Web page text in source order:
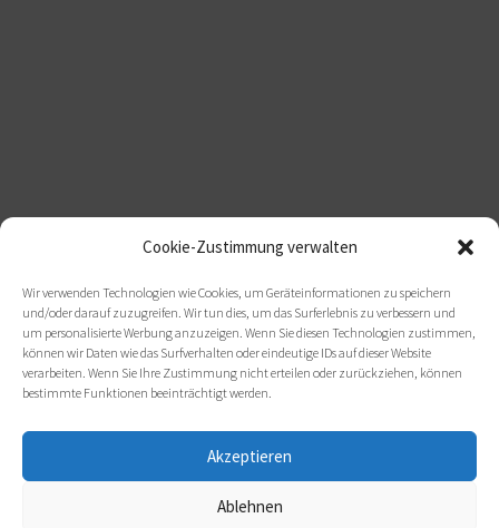
Cookie-Zustimmung verwalten
Wir verwenden Technologien wie Cookies, um Geräteinformationen zu speichern
und/oder darauf zuzugreifen. Wir tun dies, um das Surferlebnis zu verbessern und
um personalisierte Werbung anzuzeigen. Wenn Sie diesen Technologien zustimmen,
können wir Daten wie das Surfverhalten oder eindeutige IDs auf dieser Website
verarbeiten. Wenn Sie Ihre Zustimmung nicht erteilen oder zurückziehen, können
bestimmte Funktionen beeinträchtigt werden.
Akzeptieren
Ablehnen